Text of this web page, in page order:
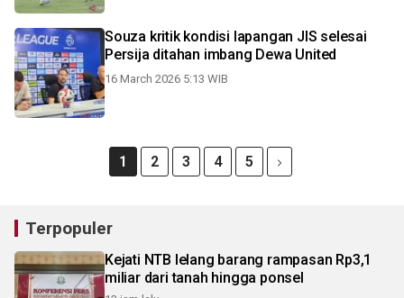
Souza kritik kondisi lapangan JIS selesai
Persija ditahan imbang Dewa United
16 March 2026 5:13 WIB
1 2 3 4 5
Terpopuler
Kejati NTB lelang barang rampasan Rp3,1
miliar dari tanah hingga ponsel